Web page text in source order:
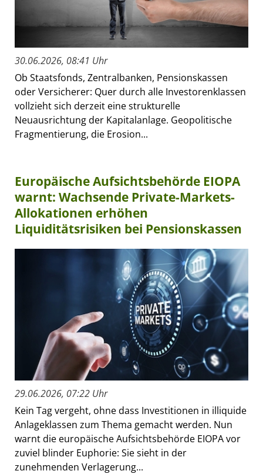
30.06.2026, 08:41 Uhr
Ob Staatsfonds, Zentralbanken, Pensionskassen
oder Versicherer: Quer durch alle Investorenklassen
vollzieht sich derzeit eine strukturelle
Neuausrichtung der Kapitalanlage. Geopolitische
Fragmentierung, die Erosion...
Europäische Aufsichtsbehörde EIOPA
warnt: Wachsende Private-Markets-
Allokationen erhöhen
Liquiditätsrisiken bei Pensionskassen
29.06.2026, 07:22 Uhr
Kein Tag vergeht, ohne dass Investitionen in illiquide
Anlageklassen zum Thema gemacht werden. Nun
warnt die europäische Aufsichtsbehörde EIOPA vor
zuviel blinder Euphorie: Sie sieht in der
zunehmenden Verlagerung...